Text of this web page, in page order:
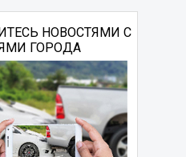
НОВОСТЯМИ С
ГОРОДА